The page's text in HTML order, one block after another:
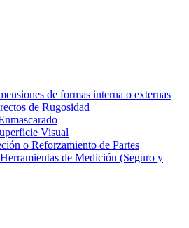
de formas interna o externas
de Rugosidad
Visual
o Reforzamiento de Partes
de Medición (Seguro y